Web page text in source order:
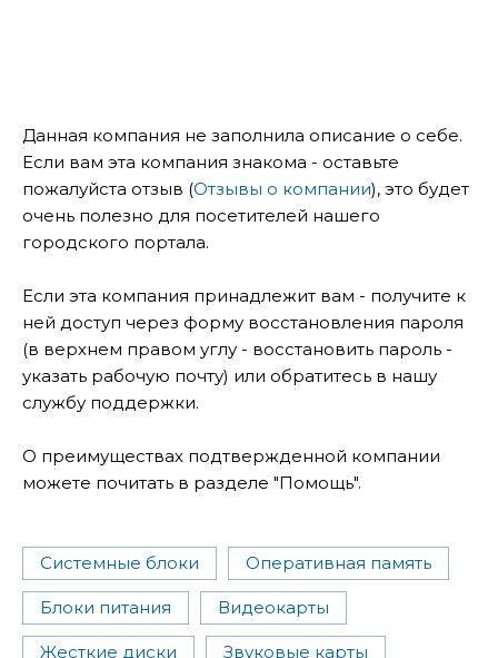
Данная компания не заполнила описание о себе.
Если вам эта компания знакома - оставьте
пожалуйста отзыв (Отзывы о компании), это будет
очень полезно для посетителей нашего
городского портала.
Если эта компания принадлежит вам - получите к
ней доступ через форму восстановления пароля
(в верхнем правом углу - восстановить пароль -
указать рабочую почту) или обратитесь в нашу
службу поддержки.
О преимуществах подтвержденной компании
можете почитать в разделе "Помощь".
Системные блоки Оперативная память
Блоки питания Видеокарты
Жесткие диски Звуковые карты